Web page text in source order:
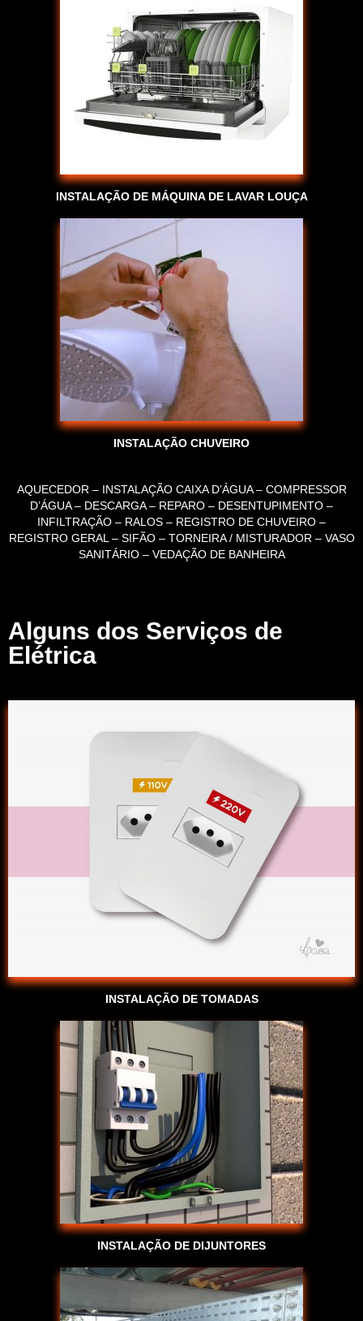
INSTALAÇÃO DE MÁQUINA DE LAVAR LOUÇA
INSTALAÇÃO CHUVEIRO
AQUECEDOR – INSTALAÇÃO CAIXA D’ÁGUA – COMPRESSOR
D’ÁGUA – DESCARGA – REPARO – DESENTUPIMENTO –
INFILTRAÇÃO – RALOS – REGISTRO DE CHUVEIRO –
REGISTRO GERAL – SIFÃO – TORNEIRA / MISTURADOR – VASO
SANITÁRIO – VEDAÇÃO DE BANHEIRA
Alguns dos Serviços de
Elétrica
INSTALAÇÃO DE TOMADAS
INSTALAÇÃO DE DIJUNTORES